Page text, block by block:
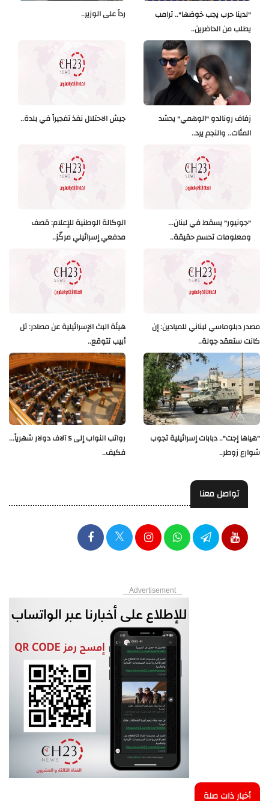
رداً على الوزير..
"لدينا حرب يجب خوضها".. ترامب
يطلب من الحاضرين..
جيش الاحتلال نفذ تفجيراً في بلدة..
زفاف رونالدو "الوهمي" يحشد
المئات.. والنجم يرد..
الوكالة الوطنية للإعلام: قصف
مدفعي إسرائيلي مركّز..
"جونيور" يسقط في لبنان...
ومعلومات تحسم حقيقة..
هيئة البث الإسرائيلية عن مصادر: تل
أبيب تتوقع..
مصدر دبلوماسي لبناني للميادين: إن
كانت ستعقد جولة..
رواتب النواب إلى 5 آلاف دولار شهرياً...
فكيف..
"هياها إجت".. دبابات إسرائيلية تجوب
شوارع زوطر..
تواصل معنا
Advertisement
أخبار ذات صلة